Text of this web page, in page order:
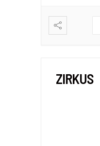
ZIRKUS